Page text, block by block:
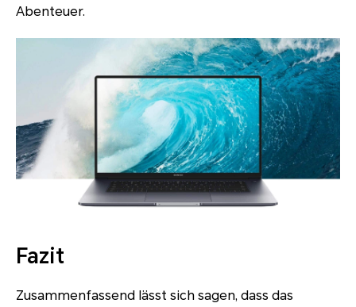
Abenteuer.
Fazit
Zusammenfassend lässt sich sagen, dass das